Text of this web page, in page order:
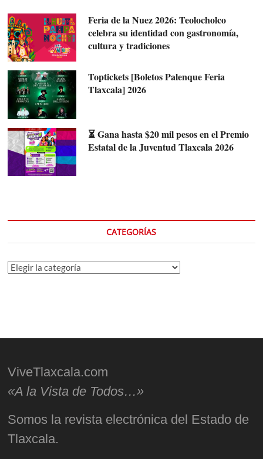
Feria de la Nuez 2026: Teolocholco
celebra su identidad con gastronomía,
cultura y tradiciones
Toptickets [Boletos Palenque Feria
Tlaxcala] 2026
⏳ Gana hasta $20 mil pesos en el Premio
Estatal de la Juventud Tlaxcala 2026
CATEGORÍAS
Categorías
ViveTlaxcala.com
«A la Vista de Todos…»
Somos la revista electrónica del Estado de
Tlaxcala.